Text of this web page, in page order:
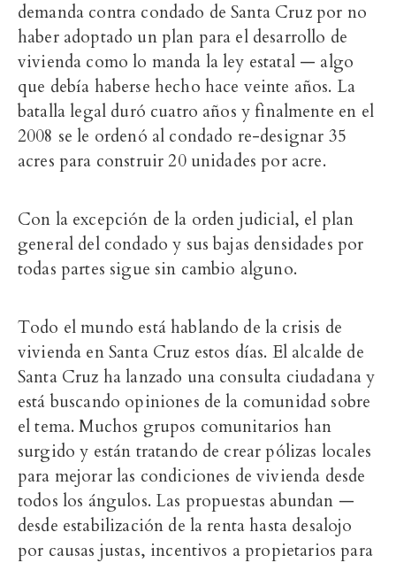
demanda contra condado de Santa Cruz por no
haber adoptado un plan para el desarrollo de
vivienda como lo manda la ley estatal — algo
que debía haberse hecho hace veinte años. La
batalla legal duró cuatro años y finalmente en el
2008 se le ordenó al condado re-designar 35
acres para construir 20 unidades por acre.
Con la excepción de la orden judicial, el plan
general del condado y sus bajas densidades por
todas partes sigue sin cambio alguno.
Todo el mundo está hablando de la crisis de
vivienda en Santa Cruz estos días. El alcalde de
Santa Cruz ha lanzado una consulta ciudadana y
está buscando opiniones de la comunidad sobre
el tema. Muchos grupos comunitarios han
surgido y están tratando de crear pólizas locales
para mejorar las condiciones de vivienda desde
todos los ángulos. Las propuestas abundan —
desde estabilización de la renta hasta desalojo
por causas justas, incentivos a propietarios para